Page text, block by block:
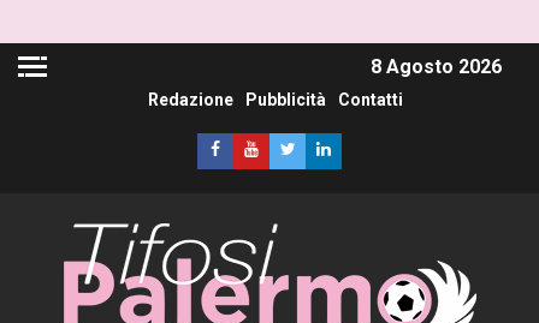
8 Agosto 2026
Redazione Pubblicità Contatti